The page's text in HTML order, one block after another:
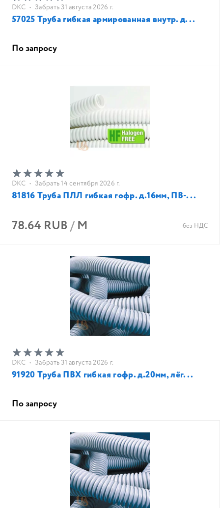
DKC • Забрать 31 августа 2026 г.
57025 Труба гибкая армированная внутр. д...
По запросу
DKC • Забрать 14 сентября 2026 г.
81816 Труба ПЛЛ гибкая гофр. д.16мм, ПВ-...
78.64 RUB/ М без НДС
DKC • Забрать 31 августа 2026 г.
91920 Труба ПВХ гибкая гофр. д.20мм, лёг...
По запросу